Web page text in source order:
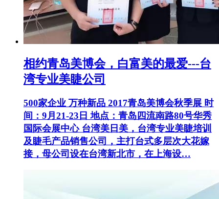
相约青岛美博会，白富美的最爱---台
湾专业美睫公司
500家企业 万种新品 2017青岛美博会秋季展 时
间：9月21-23日 地点：青岛四流南路80号华秀
国际会展中心 台湾美日美，台湾专业美睫培训
及睫毛产品销售公司，主打台式多层次大花嫁
接，母公司设在台湾新北市，在上海设…